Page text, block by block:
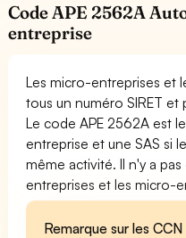
Code APE 2562A
entreprise
Les micro-entreprises et
tous un numéro SIRET
Le code APE 2562A est
entreprise et une SAS si
même activité. Il n'y a
entreprises et les micro-
Remarque sur les